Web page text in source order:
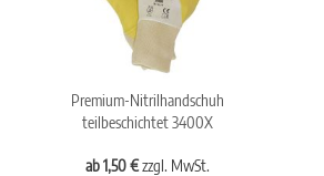
Premium-Nitrilhandschuh
teilbeschichtet 3400X
ab 1,50 €zzgl. MwSt.